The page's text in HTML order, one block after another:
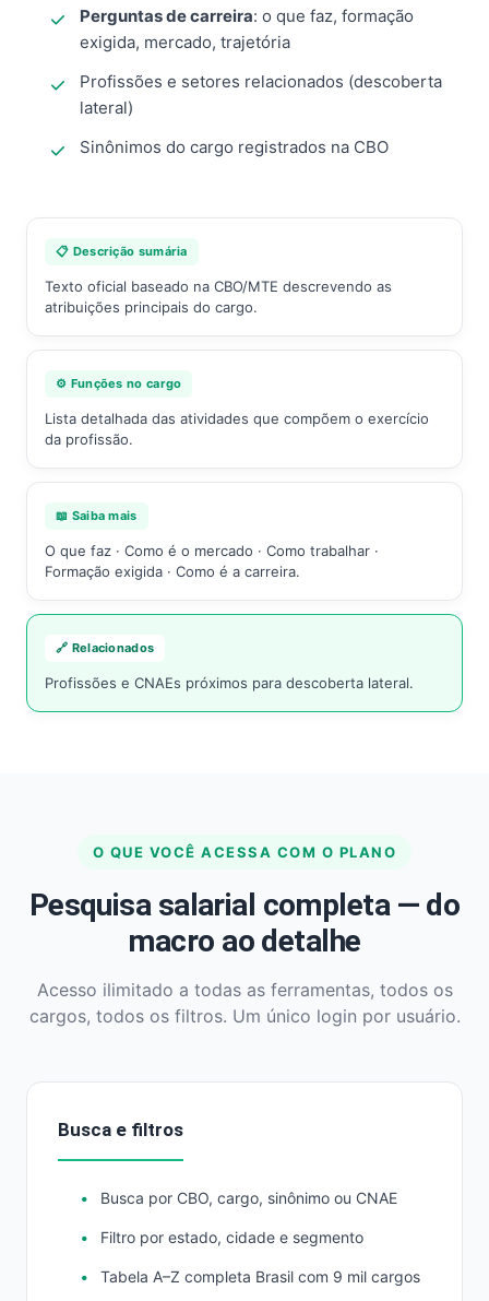
Perguntas de carreira: o que faz, formação
exigida, mercado, trajetória
Profissões e setores relacionados (descoberta
lateral)
Sinônimos do cargo registrados na CBO
📋 Descrição sumária
Texto oficial baseado na CBO/MTE descrevendo as
atribuições principais do cargo.
⚙️ Funções no cargo
Lista detalhada das atividades que compõem o exercício
da profissão.
📖 Saiba mais
O que faz · Como é o mercado · Como trabalhar ·
Formação exigida · Como é a carreira.
🔗 Relacionados
Profissões e CNAEs próximos para descoberta lateral.
O QUE VOCÊ ACESSA COM O PLANO
Pesquisa salarial completa — do
macro ao detalhe
Acesso ilimitado a todas as ferramentas, todos os
cargos, todos os filtros. Um único login por usuário.
Busca e filtros
Busca por CBO, cargo, sinônimo ou CNAE
Filtro por estado, cidade e segmento
Tabela A–Z completa Brasil com 9 mil cargos